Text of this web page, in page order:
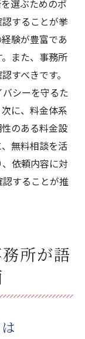
選ぶためのポ
することが挙
験が豊富であ
また、事務所
すべきです。
シーを守るた
に、料金体系
のある料金設
無料相談を活
依頼内容に対
することが推
所が語